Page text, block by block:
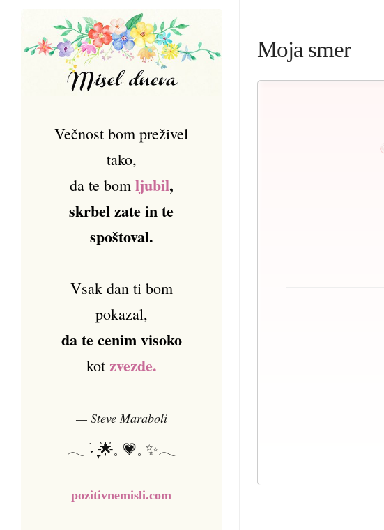
Moja smer
Večnost bom preživel
tako,
da te bom ljubil,
skrbel zate in te
spoštoval.
Vsak dan ti bom
pokazal,
da te cenim visoko
kot zvezde.
— Steve Maraboli
𓂃 ࣪˖ ִֶָ🌟𓈒 💗𓈒 ✨𓂃
pozitivnemisli.com